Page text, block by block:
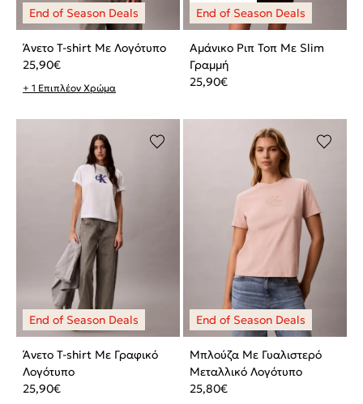
Άνετο T-shirt Με Λογότυπο
25,90€
+ 1 Επιπλέον Χρώμα
Αμάνικο Ριπ Τοπ Με Slim
Γραμμή
25,90€
Άνετο T-shirt Με Γραφικό
Λογότυπο
25,90€
Μπλούζα Με Γυαλιστερό
Μεταλλικό Λογότυπο
25,80€